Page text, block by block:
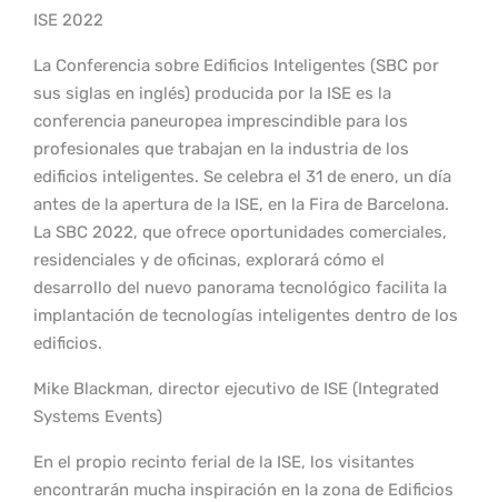
ISE 2022
La Conferencia sobre Edificios Inteligentes (SBC por
sus siglas en inglés) producida por la ISE es la
conferencia paneuropea imprescindible para los
profesionales que trabajan en la industria de los
edificios inteligentes. Se celebra el 31 de enero, un día
antes de la apertura de la ISE, en la Fira de Barcelona.
La SBC 2022, que ofrece oportunidades comerciales,
residenciales y de oficinas, explorará cómo el
desarrollo del nuevo panorama tecnológico facilita la
implantación de tecnologías inteligentes dentro de los
edificios.
Mike Blackman, director ejecutivo de ISE (Integrated
Systems Events)
En el propio recinto ferial de la ISE, los visitantes
encontrarán mucha inspiración en la zona de Edificios